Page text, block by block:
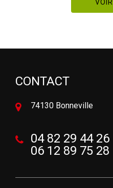
CONTACT
74130 Bonneville
04 82 29 44 26
06 12 89 75 28